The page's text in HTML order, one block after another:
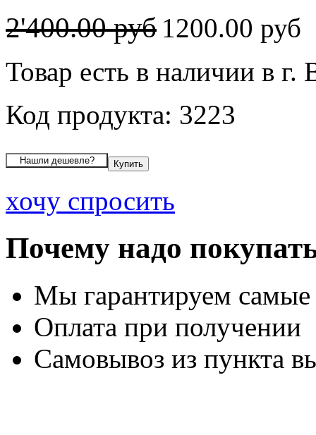
2'400.00 руб 1200.00 руб
Товар есть в наличии в г.
Код продукта: 3223
хочу спросить
Почему надо
Мы гарантируем
Оплата при получении
Самовывоз из пункта